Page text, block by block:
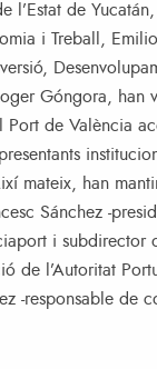
l’Estat de
i Treball,
Góngora, han
Port de València
mateix, han
Sánchez -
i subdirector
de l’Autoritat
-responsable de